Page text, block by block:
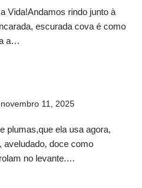
Vida!Andamos rindo junto à
escurada cova é como
a…
novembro 11, 2025
plumas,que ela usa agora,
aveludado, doce como
no levante.…